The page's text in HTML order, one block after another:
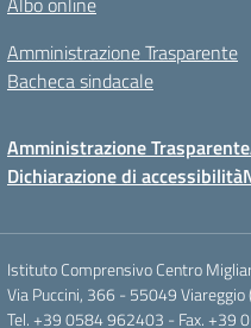
Amministrazione Trasparente
Bacheca sindacale
Amministrazione Trasparente
Dichiarazione di accessibilità
Istituto Comprensivo Centro
Via Puccini, 366 - 55049 Viareggio
Tel. +39 0584 962403 - Fax. +39